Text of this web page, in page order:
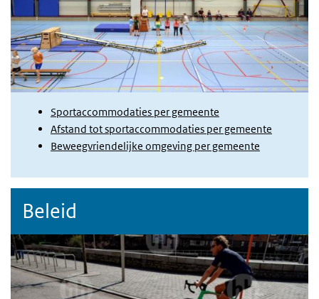
Sportaccommodaties per gemeente
Afstand tot sportaccommodaties per gemeente
Beweegvriendelijke omgeving per gemeente
Beleid